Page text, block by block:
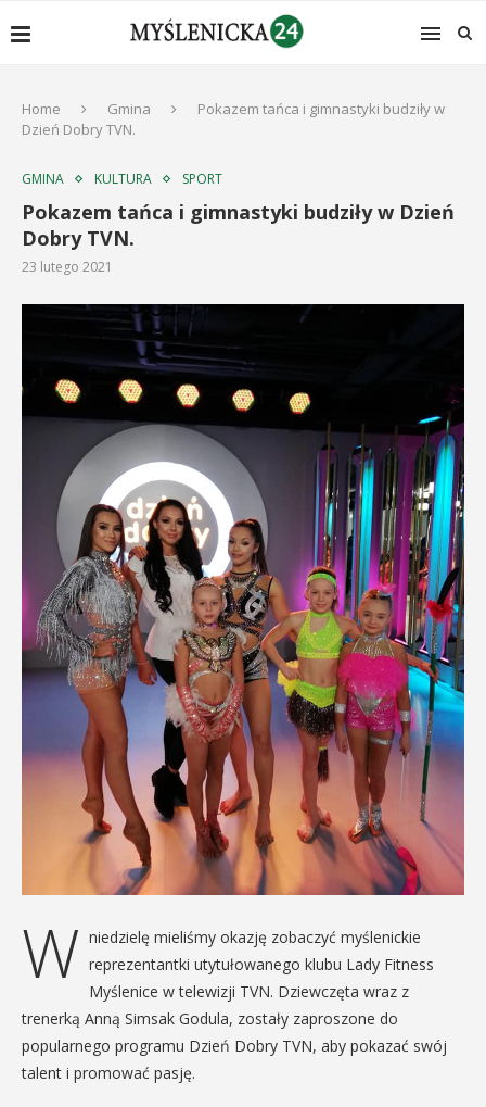
Home Gmina
Pokazem tańca i gimnastyki budziły w
Dzień Dobry TVN.
GMINA KULTURA SPORT
Pokazem tańca i gimnastyki budziły w Dzień
Dobry TVN.
23 lutego 2021
W niedzielę mieliśmy okazję zobaczyć myślenickie
reprezentantki utytułowanego klubu Lady Fitness
Myślenice w telewizji TVN. Dziewczęta wraz z
trenerką Anną Simsak Godula, zostały zaproszone do
popularnego programu Dzień Dobry TVN, aby pokazać swój
talent i promować pasję.